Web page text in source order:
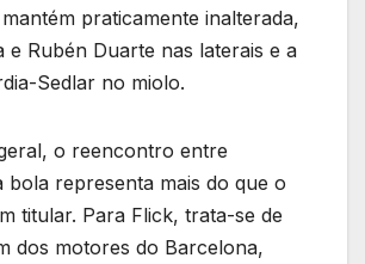
praticamente inalterada,
e Rubén Duarte nas laterais e a
Sedlar no miolo.
o reencontro entre
bola representa mais do que o
titular. Para Flick, trata-se de
dos motores do Barcelona,